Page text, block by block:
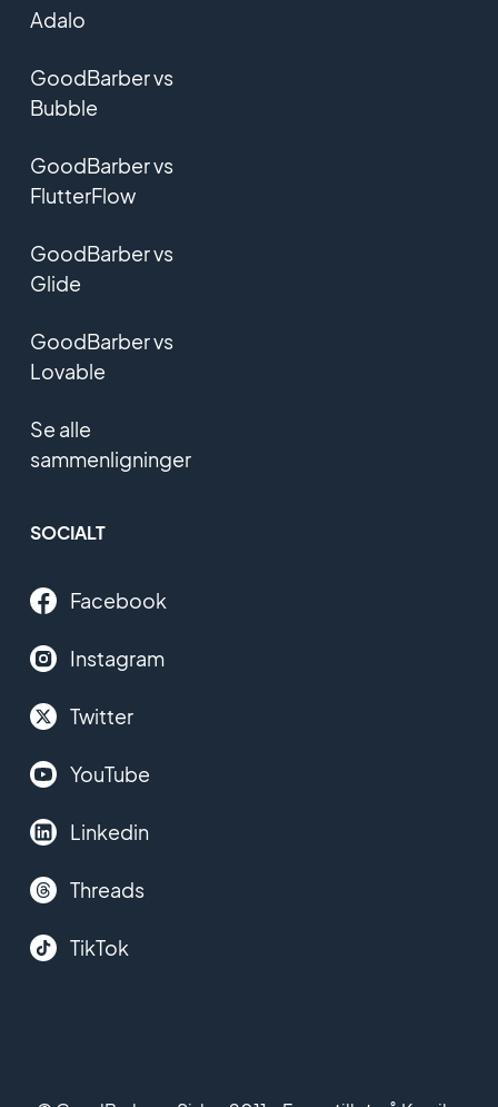
Adalo
GoodBarber vs
Bubble
GoodBarber vs
FlutterFlow
GoodBarber vs
Glide
GoodBarber vs
Lovable
Se alle
sammenligninger
SOCIALT
Facebook
Instagram
Twitter
YouTube
Linkedin
Threads
TikTok